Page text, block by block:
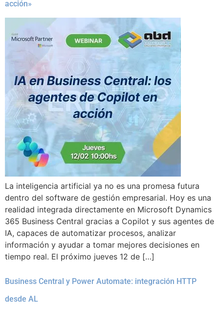
acción»
La inteligencia artificial ya no es una promesa futura
dentro del software de gestión empresarial. Hoy es una
realidad integrada directamente en Microsoft Dynamics
365 Business Central gracias a Copilot y sus agentes de
IA, capaces de automatizar procesos, analizar
información y ayudar a tomar mejores decisiones en
tiempo real. El próximo jueves 12 de […]
Business Central y Power Automate: integración HTTP
desde AL